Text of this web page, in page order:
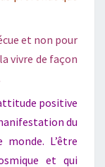
et non pour
vivre de façon
positive
du
L’être
et qui